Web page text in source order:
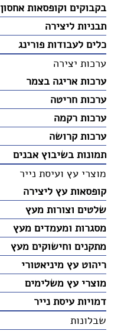
בקבוקים וקופסאות אחסון
תבניות ליצירה
כלים לעבודות פורינג
ערכות יצירה
ערכות אריגה בצמר
ערכות חריטה
ערכות רקמה
ערכות קרושה
תמונות בשיבוץ אבנים
מוצרי עץ ועיסת נייר
קופסאות עץ ליצירה
שלטים וצורות מעץ
מסגרות ומעמדים מעץ
מתקנים וחישוקים מעץ
ריהוט עץ מיניאטורי
מוצרי עץ משלימים
דמויות עיסת נייר
שבלונות